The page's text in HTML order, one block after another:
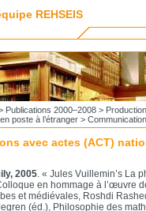
REHSEIS
Publications 2000–2008>
poste à l’étranger>
avec actes (ACT)
2005. « Jules Vuillemin’s La
en hommage à l’œuvre
et médiévales, Roshdi
(éd.), Philosophie des